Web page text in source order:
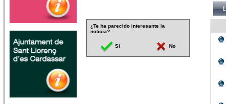
¿Te ha parecido interesante la
noticia?
Sí No